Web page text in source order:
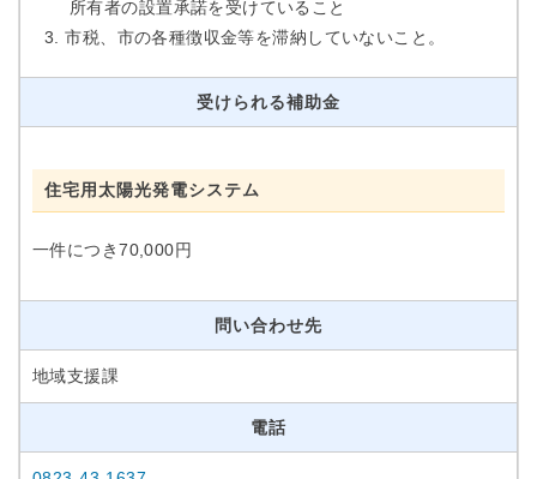
所有者の設置承諾を受けていること
市税、市の各種徴収金等を滞納していないこと。
受けられる補助金
住宅用太陽光発電システム
一件につき70,000円
問い合わせ先
地域支援課
電話